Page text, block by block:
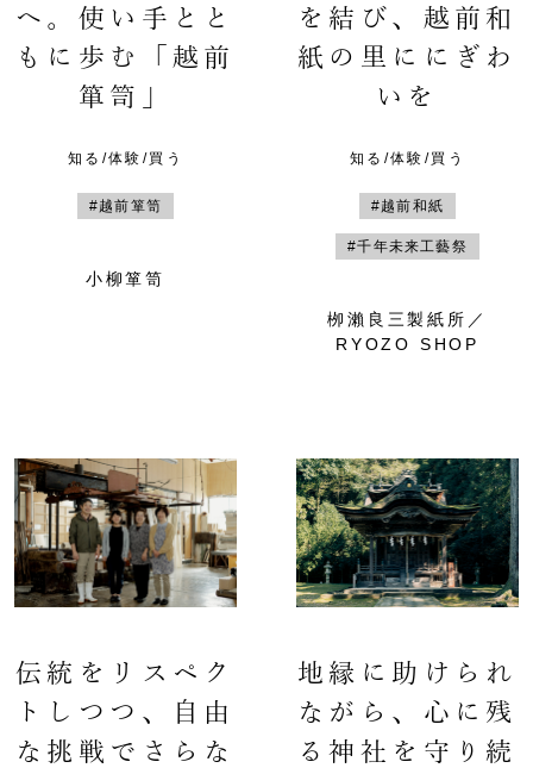
へ。使い手とと
もに歩む「越前
箪笥」
知る/体験/買う
#越前箪笥
小柳箪笥
を結び、越前和
紙の里ににぎわ
いを
知る/体験/買う
#越前和紙
#千年未来工藝祭
栁瀨良三製紙所／
RYOZO SHOP
伝統をリスペク
トしつつ、自由
な挑戦でさらな
地縁に助けられ
ながら、心に残
る神社を守り続